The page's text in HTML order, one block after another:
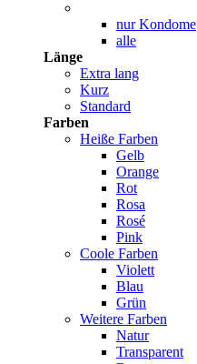
nur Kondome
alle
Länge
Extra lang
Kurz
Standard
Farben
Heiße Farben
Gelb
Orange
Rot
Rosa
Rosé
Pink
Coole Farben
Violett
Blau
Grün
Weitere Farben
Natur
Transparent